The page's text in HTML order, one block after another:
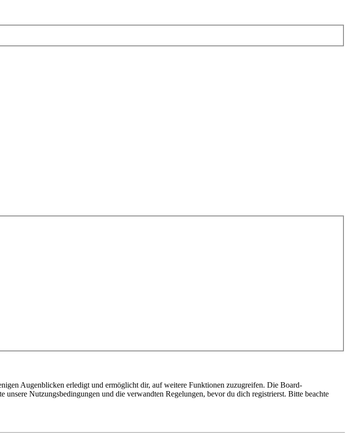
Augenblicken erledigt und ermöglicht dir, auf weitere Funktionen zuzugreifen. Die Board-
Nutzungsbedingungen und die verwandten Regelungen, bevor du dich registrierst. Bitte beachte